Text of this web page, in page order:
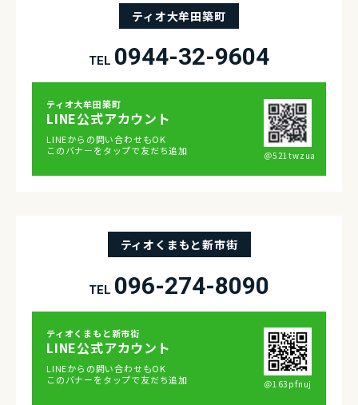
ティオ大牟田築町
TEL 0944-32-9604
ティオ⼤牟⽥築町
LINE公式アカウント
LINEからの問い合わせもOK
このバナーをタップで友だち追加
＠521twzua
ティオくまもと新市街
TEL 096-274-8090
ティオくまもと新市街
LINE公式アカウント
LINEからの問い合わせもOK
このバナーをタップで友だち追加
＠163pfnuj